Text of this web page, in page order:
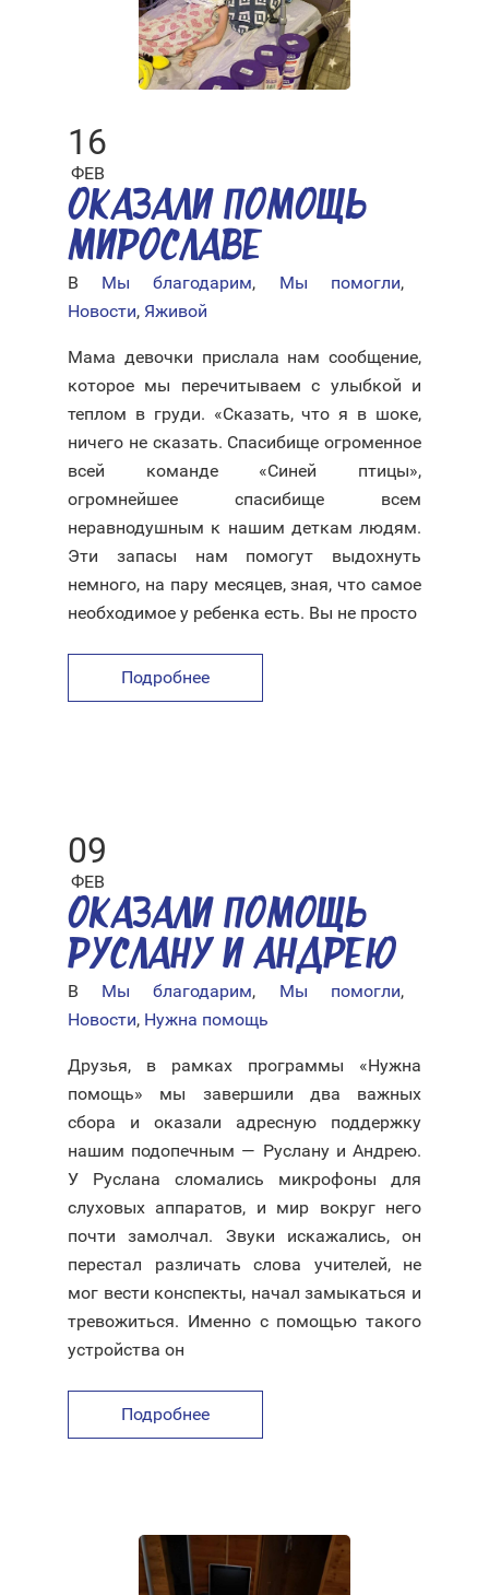
16
ФЕВ
ОКАЗАЛИ ПОМОЩЬ
МИРОСЛАВЕ
В Мы благодарим, Мы помогли,
Новости, Яживой
Мама девочки прислала нам сообщение,
которое мы перечитываем с улыбкой и
теплом в груди. «Сказать, что я в шоке,
ничего не сказать. Спасибище огроменное
всей команде «Синей птицы»,
огромнейшее спасибище всем
неравнодушным к нашим деткам людям.
Эти запасы нам помогут выдохнуть
немного, на пару месяцев, зная, что самое
необходимое у ребенка есть. Вы не просто
Подробнее
09
ФЕВ
ОКАЗАЛИ ПОМОЩЬ
РУСЛАНУ И АНДРЕЮ
В Мы благодарим, Мы помогли,
Новости, Нужна помощь
Друзья, в рамках программы «Нужна
помощь» мы завершили два важных
сбора и оказали адресную поддержку
нашим подопечным — Руслану и Андрею.
У Руслана сломались микрофоны для
слуховых аппаратов, и мир вокруг него
почти замолчал. Звуки искажались, он
перестал различать слова учителей, не
мог вести конспекты, начал замыкаться и
тревожиться. Именно с помощью такого
устройства он
Подробнее